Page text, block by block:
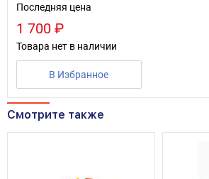
Последняя цена
1 700 ₽
Товара нет в наличии
В Избранное
Смотрите также